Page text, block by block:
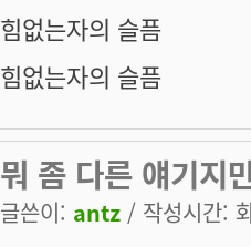
힘없는자의 슬픔
힘없는자의 슬픔
뭐 좀 다른 얘기지
글쓴이: antz / 작성시간: